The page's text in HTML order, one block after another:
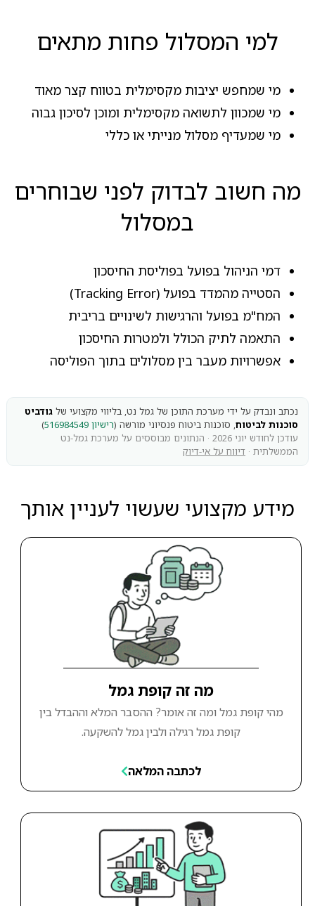
למי המסלול פחות מתאים
מי שמחפש יציבות מקסימלית בטווח קצר מאוד
מי שמכוון לתשואה מקסימלית ומוכן לסיכון גבוה
מי שמעדיף מסלול מנייתי או כללי
מה חשוב לבדוק לפני שבוחרים
במסלול
דמי הניהול בפועל בפוליסת החיסכון
הסטייה מהמדד בפועל (Tracking Error)
המח"מ בפועל והרגישות לשינויים בריבית
התאמה לתיק הכולל ולמטרות החיסכון
אפשרויות מעבר בין מסלולים בתוך הפוליסה
נכתב ונבדק על ידי מערכת התוכן של גמל נט, בליווי מקצועי של גודביט
סוכנות לביטוח, סוכנות ביטוח פנסיוני מורשה (רישיון 516984549
)
עודכן לחודש יוני 2026 · הנתונים מבוססים על מערכת גמל-נט
הממשלתית · דיווח על אי-דיוק
מידע מקצועי שעשוי לעניין אותך
מה זה קופת גמל
מהי קופת גמל ומה זה אומר? ההסבר המלא וההבדל בין
קופת גמל רגילה ולבין גמל להשקעה.
לכתבה המלאה